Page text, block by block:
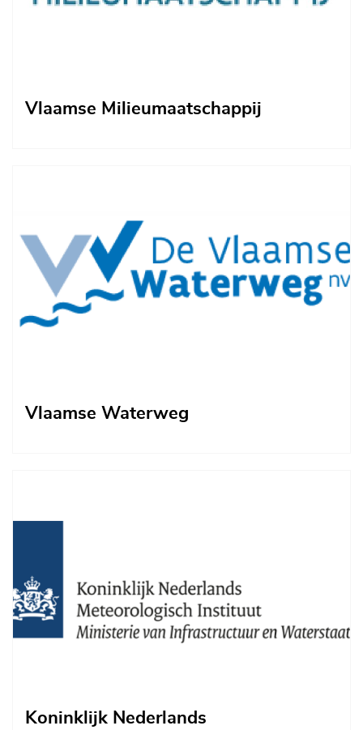
Vlaamse Milieumaatschappij
Vlaamse Waterweg
Koninklijk Nederlands